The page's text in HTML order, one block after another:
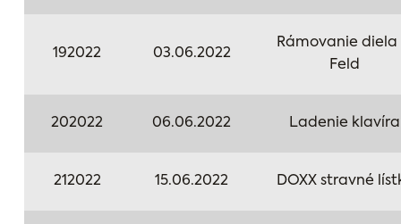
192022 03.06.2022
Rámovanie diela
Feld
202022 06.06.2022 Ladenie klavíra
212022 15.06.2022 DOXX stravné